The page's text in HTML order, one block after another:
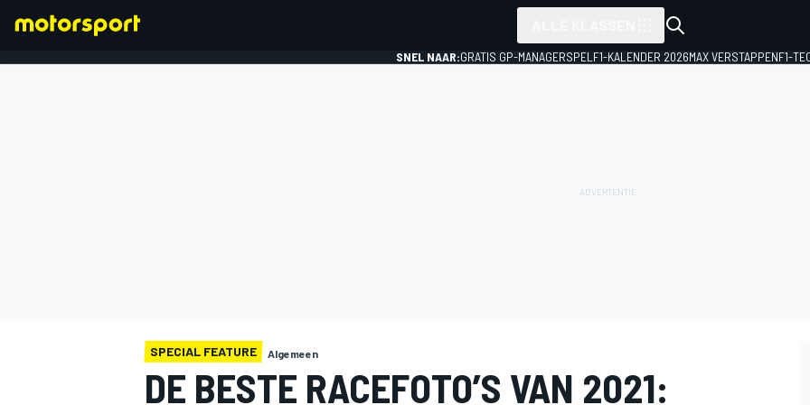
SNEL NAAR:GRATIS GP-MANAGERSPEL F1-KALENDER 2026MAX VERSTAPPENF1-
SPECIAL FEATURE Algemeen
DE BESTE RACEFOTO’S VAN 2021: